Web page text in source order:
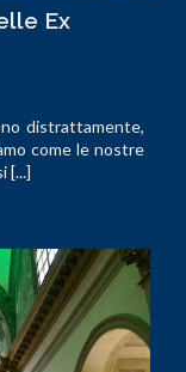
Ex
distrattamente,
come le nostre
[...]